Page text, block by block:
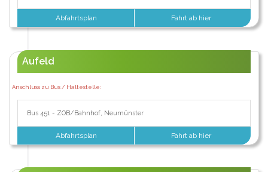
Abfahrtsplan Fahrt ab hier
Aufeld
Anschluss zu Bus / Haltestelle:
Bus 451 - ZOB/Bahnhof, Neumünster
Abfahrtsplan Fahrt ab hier